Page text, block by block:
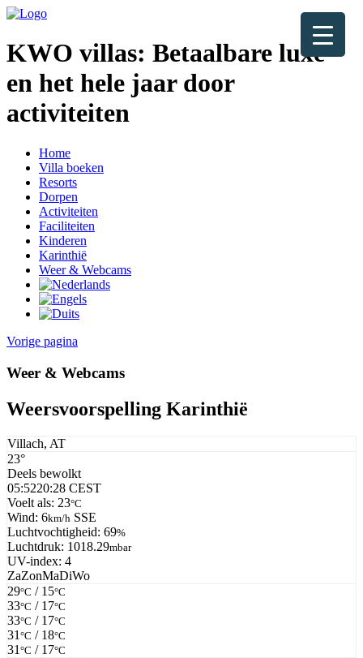
KWO villas: Betaalbare luxe
en het hele jaar door
activiteiten
Home
Villa boeken
Resorts
Dorpen
Activiteiten
Faciliteiten
Kinderen
Karinthië
Weer & Webcams
Vorige pagina
Weer & Webcams
Weersvoorspelling Karinthië
Villach, AT
23°
Deels bewolkt
05:5220:28 CEST
Voelt als: 23°C
Wind: 6km/h SSE
Luchtvochtigheid: 69%
Luchtdruk: 1018.29mbar
UV-index: 4
ZaZonMaDiWo
29°C / 15°C
33°C / 17°C
33°C / 17°C
31°C / 18°C
31°C / 17°C